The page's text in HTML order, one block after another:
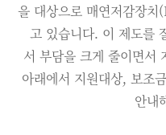
을 대상으로 매연저감장
고 있습니다. 이 제도를
서 부담을 크게 줄이면서
아래에서 지원대상, 보조
안내